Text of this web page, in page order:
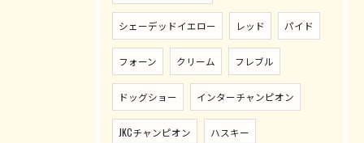
シェーデッドイエロー レッド パイド
フォーン クリーム フレブル
ドッグショー インターチャンピオン
JKCチャンピオン ハスキー